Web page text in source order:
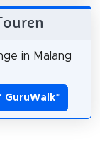
in Malang
GuruWalk*